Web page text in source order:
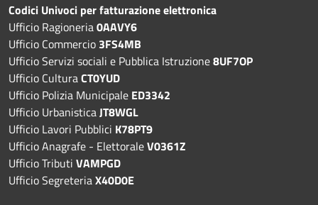
Codici Univoci per fatturazione elettronica
Ufficio Ragioneria0AAVY6
Ufficio Commercio 3FS4MB
Ufficio Servizi sociali e Pubblica Istruzione8UF7OP
Ufficio CulturaCT0YUD
Ufficio Polizia Municipale ED3342
Ufficio UrbanisticaJT8WGL
Ufficio Lavori Pubblici K78PT9
Ufficio Anagrafe - ElettoraleV0361Z
Ufficio Tributi VAMPGD
Ufficio SegreteriaX40D0E